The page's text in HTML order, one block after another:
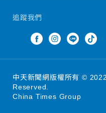
追蹤我們
中天新聞網版權所有 ©
Reserved.
China Times Group